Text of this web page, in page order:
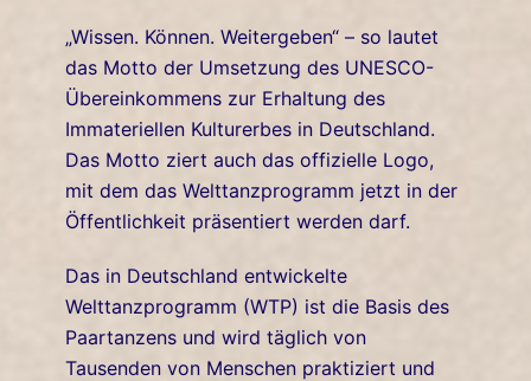
„Wissen. Können. Weitergeben“ – so lautet
das Motto der Umsetzung des UNESCO-
Übereinkommens zur Erhaltung des
Immateriellen Kulturerbes in Deutschland.
Das Motto ziert auch das offizielle Logo,
mit dem das Welttanzprogramm jetzt in der
Öffentlichkeit präsentiert werden darf.
Das in Deutschland entwickelte
Welttanzprogramm (WTP) ist die Basis des
Paartanzens und wird täglich von
Tausenden von Menschen praktiziert und